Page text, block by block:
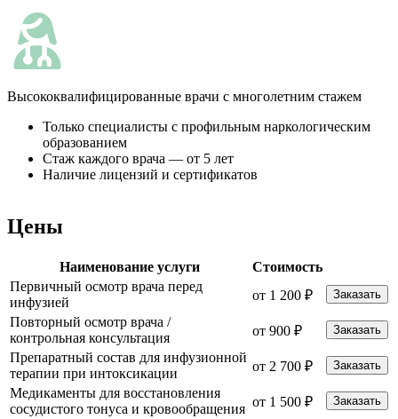
Высококвалифицированные врачи с многолетним стажем
Только специалисты с профильным наркологическим
образованием
Стаж каждого врача — от 5 лет
Наличие лицензий и сертификатов
Цены
Наименование услуги
Стоимость
Первичный осмотр врача перед
инфузией
от 1 200 ₽ Заказать
Повторный осмотр врача /
контрольная консультация
от 900 ₽ Заказать
Препаратный состав для инфузионной
терапии при интоксикации
от 2 700 ₽ Заказать
Медикаменты для восстановления
сосудистого тонуса и кровообращения от 1 500 ₽ Заказать